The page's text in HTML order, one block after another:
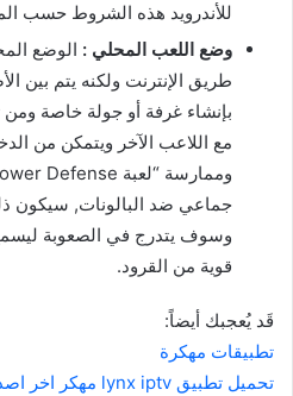
للأندرويد هذه الشروط حسب
وضع اللعب المحلي : الوضع
طريق الإنترنت ولكنه يتم بين
بإنشاء غرفة أو جولة خاصة
مع اللاعب الآخر ويتمكن من
جماعي ضد البالونات, سيكون
وسوف يتدرج في الصعوبة ليسمح
قوية من القرود.
قَد يُعجبك أيضاً:
تطبيقات مهكرة
تحميل تطبيق lynx iptv مهكر اخر اصدار مجانا 2024